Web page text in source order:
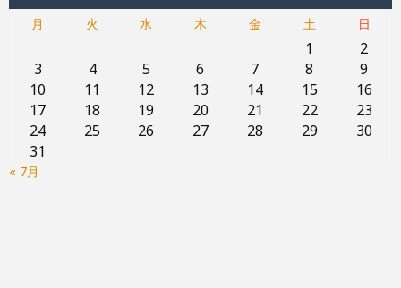
月
火 水 木 金 土 日
1
2
3
4 5 6 7 8
9
10
11 12 13 14 15
16
17
18 19 20 21 22
23
24
25 26 27 28 29
30
31
« 7月